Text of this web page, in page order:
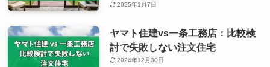
2025年1月7日
ヤマト住建vs一条工務店：比較検
討で失敗しない注文住宅
2024年12月30日